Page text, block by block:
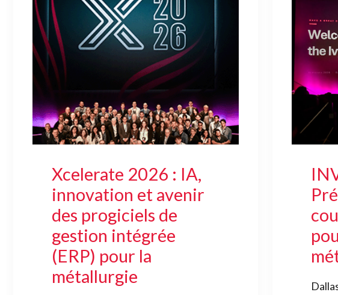
Xcelerate 2026 : IA,
innovation et avenir
des progiciels de
gestion intégrée
(ERP) pour la
métallurgie